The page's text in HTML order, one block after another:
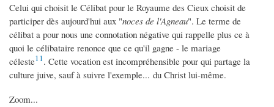
Celui qui choisit le Célibat pour le Royaume des Cieux choisit de
participer dès aujourd'hui aux "noces de l'Agneau". Le terme de
célibat a pour nous une connotation négative qui rappelle plus ce à
quoi le célibataire renonce que ce qu'il gagne - le mariage
céleste11. Cette vocation est incompréhensible pour qui partage la
culture juive, sauf à suivre l'exemple... du Christ lui-même.
Zoom...